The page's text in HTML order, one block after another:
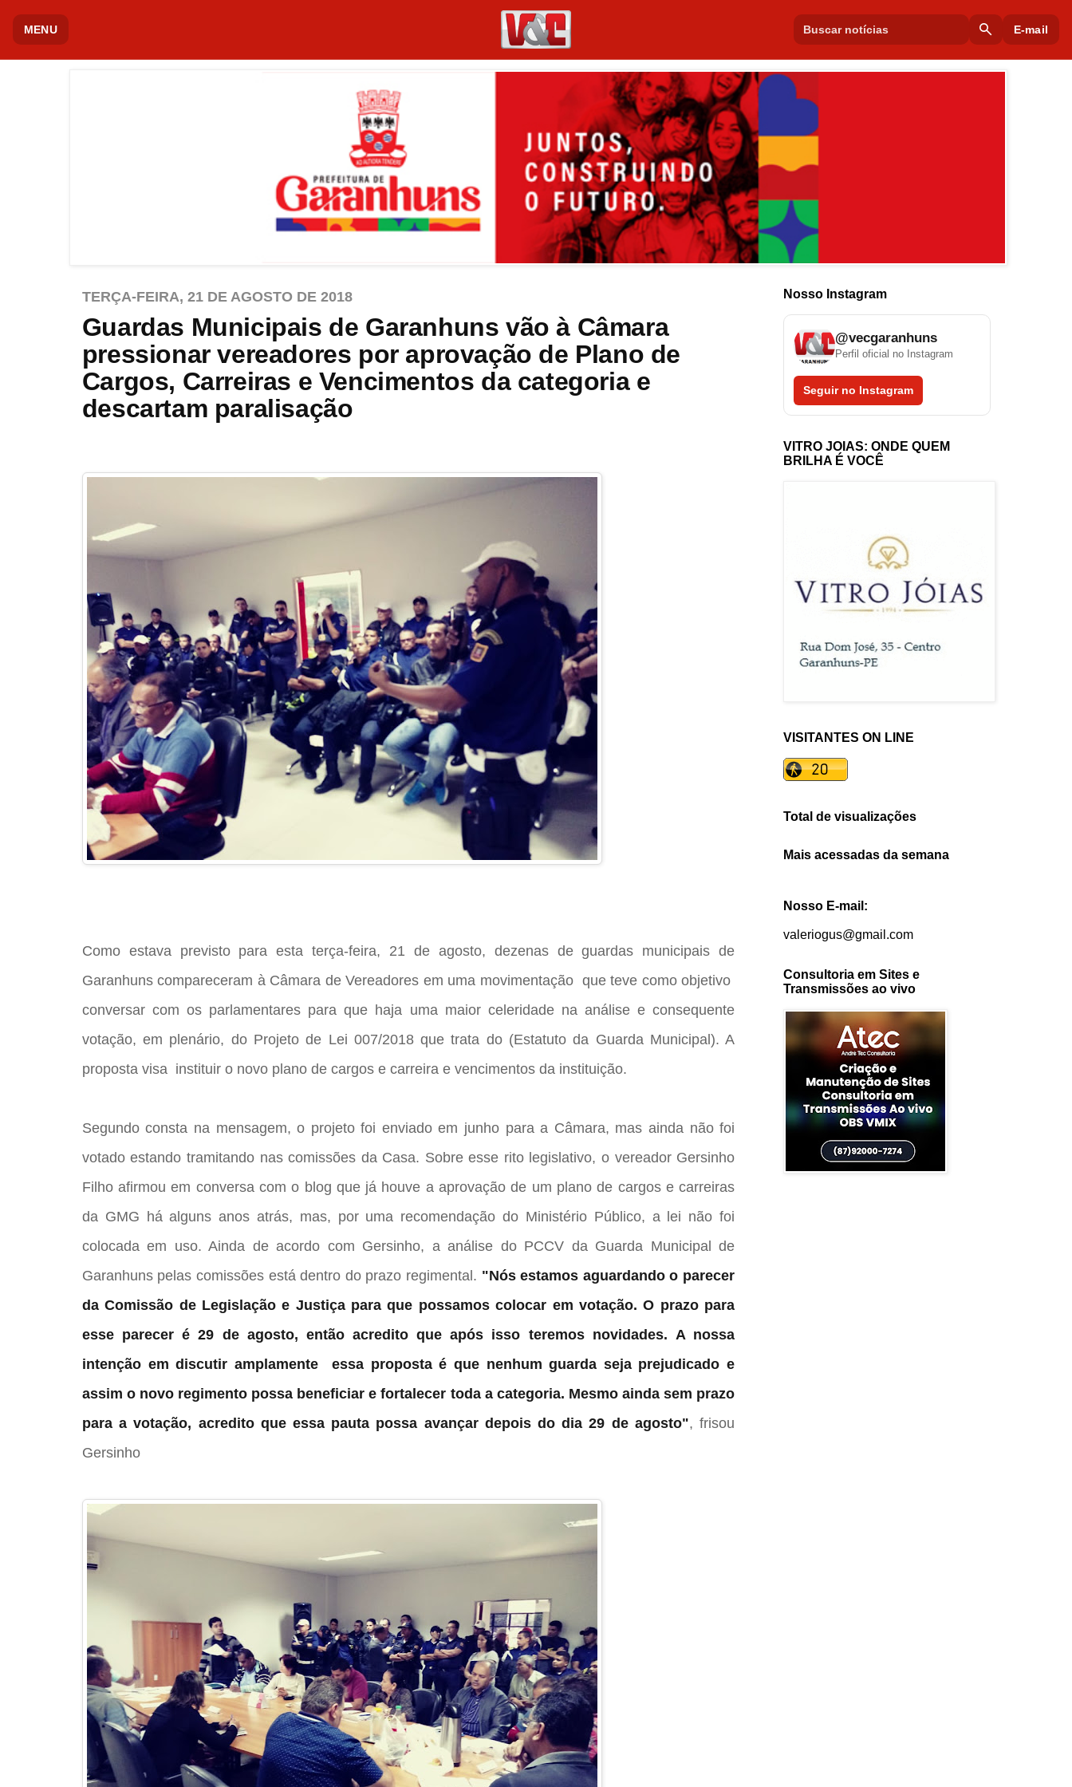
MENU search E-mail
TERÇA-FEIRA, 21 DE AGOSTO DE 2018
Guardas Municipais de Garanhuns vão à Câmara
pressionar vereadores por aprovação de Plano de
Cargos, Carreiras e Vencimentos da categoria e
descartam paralisação
Como estava previsto para esta terça-feira, 21 de agosto, dezenas de guardas municipais de
Garanhuns compareceram à Câmara de Vereadores em uma movimentação que teve como objetivo
conversar com os parlamentares para que haja uma maior celeridade na análise e consequente
votação, em plenário, do Projeto de Lei 007/2018 que trata do (Estatuto da Guarda Municipal). A
proposta visa instituir o novo plano de cargos e carreira e vencimentos da instituição.
Segundo consta na mensagem, o projeto foi enviado em junho para a Câmara, mas ainda não foi
votado estando tramitando nas comissões da Casa. Sobre esse rito legislativo, o vereador Gersinho
Filho afirmou em conversa com o blog que já houve a aprovação de um plano de cargos e carreiras
da GMG há alguns anos atrás, mas, por uma recomendação do Ministério Público, a lei não foi
colocada em uso. Ainda de acordo com Gersinho, a análise do PCCV da Guarda Municipal de
Garanhuns pelas comissões está dentro do prazo regimental. "Nós estamos aguardando o parecer
da Comissão de Legislação e Justiça para que possamos colocar em votação. O prazo para
esse parecer é 29 de agosto, então acredito que após isso teremos novidades. A nossa
intenção em discutir amplamente essa proposta é que nenhum guarda seja prejudicado e
assim o novo regimento possa beneficiar e fortalecer toda a categoria. Mesmo ainda sem prazo
para a votação, acredito que essa pauta possa avançar depois do dia 29 de agosto", frisou
Gersinho
Nosso Instagram
@vecgaranhuns
Perfil oficial no Instagram
Seguir no Instagram
VITRO JOIAS: ONDE QUEM
BRILHA É VOCÊ
VISITANTES ON LINE
Total de visualizações
Mais acessadas da semana
Nosso E-mail:
valeriogus@gmail.com
Consultoria em Sites e
Transmissões ao vivo